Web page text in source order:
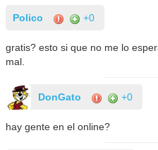
Polico +0
gratis? esto si que no me lo
mal.
DonGato +0
hay gente en el online?